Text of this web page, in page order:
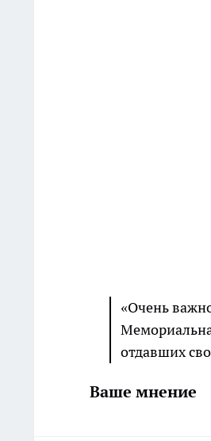
«Очень
отдавших
Ваше мнение